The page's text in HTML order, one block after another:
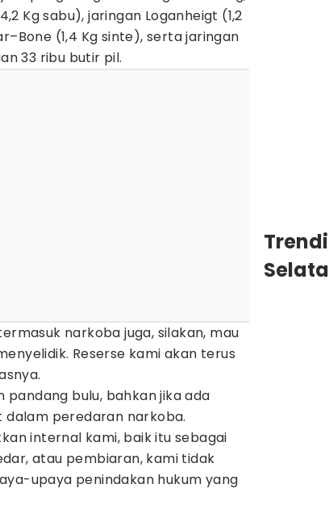
Kg sabu), jaringan Loganheigt (1,2
(1,4 Kg sinte), serta jaringan
33 ribu butir pil.
narkoba juga, silakan, mau
Reserse kami akan terus
bulu, bahkan jika ada
peredaran narkoba.
internal kami, baik itu sebagai
atau pembiaran, kami tidak
upaya penindakan hukum yang